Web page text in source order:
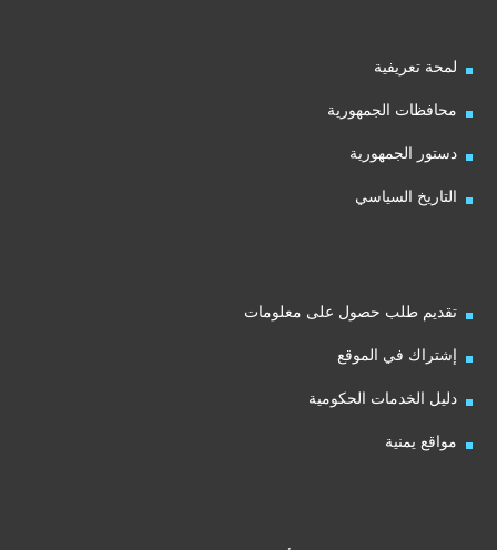
لمحة تعريفية
محافظات الجمهورية
دستور الجمهورية
التاريخ السياسي
تقديم طلب حصول على معلومات
إشتراك في الموقع
دليل الخدمات الحكومية
مواقع يمنية